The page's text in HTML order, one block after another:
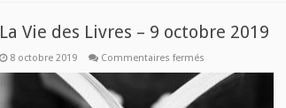
La Vie des Livres – 9 octobre 2019
8 octobre 2019 Commentaires ferméssur
des